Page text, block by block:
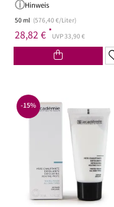
Hinweis
50 ml (576,40 €/Liter)
28,82 € *UVP 33,90 €
-15%